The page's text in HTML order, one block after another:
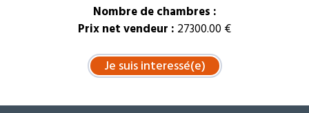
Nombre de chambres :
Prix net vendeur : 27300.00 €